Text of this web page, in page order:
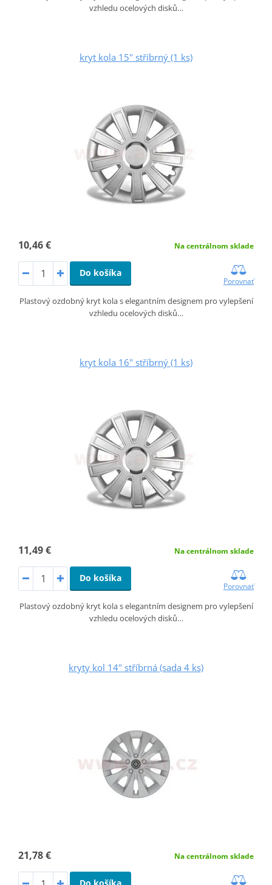
vzhledu ocelových disků…
kryt kola 15" stříbrný (1 ks)
10,46 € Na centrálnom sklade
Do košíka
Porovnať
Plastový ozdobný kryt kola s elegantním designem pro vylepšení
vzhledu ocelových disků…
kryt kola 16" stříbrný (1 ks)
11,49 € Na centrálnom sklade
Do košíka
Porovnať
Plastový ozdobný kryt kola s elegantním designem pro vylepšení
vzhledu ocelových disků…
kryty kol 14" stříbrná (sada 4 ks)
21,78 € Na centrálnom sklade